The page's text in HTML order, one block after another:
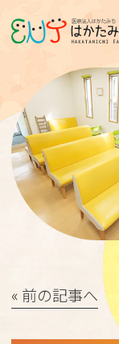
« 前の記事へ